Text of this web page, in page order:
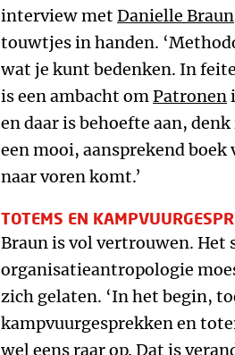
interview met Danielle Braun
touwtjes in handen.
wat je kunt bedenken. In
is een ambacht omPatronen
en daar is behoefte aan,
een mooi, aansprekend
naar voren komt.’
TOTEMS EN
Braun is vol vertrouwen. Het
organisatieantropologie
zich gelaten. ‘In het begin,
kampvuurgesprekken en
wel eens raar op. Dat is